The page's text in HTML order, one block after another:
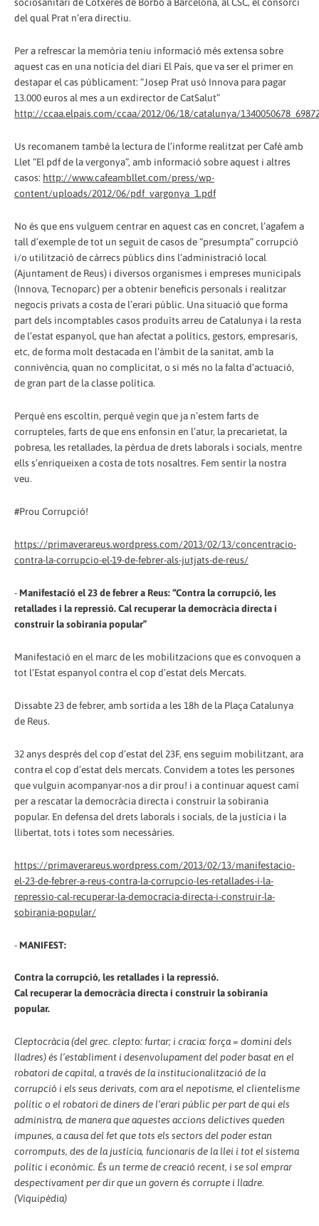
sociosanitari de Cotxeres de Borbó a Barcelona, al CSC, el consorci
del qual Prat n’era directiu.
Per a refrescar la memòria teniu informació més extensa sobre
aquest cas en una notícia del diari El País, que va ser el primer en
destapar el cas públicament: “Josep Prat usó Innova para pagar
13.000 euros al mes a un exdirector de CatSalut”
http://ccaa.elpais.com/ccaa/2012/06/18/catalunya/
Us recomanem també la lectura de l’informe realitzat per Cafè amb
Llet “El pdf de la vergonya”, amb informació sobre aquest i altres
casos: http://www.cafeambllet.com/press/wp-
content/uploads/2012/06/pdf_vargonya_1.pdf
No és que ens vulguem centrar en aquest cas en concret, l’agafem a
tall d’exemple de tot un seguit de casos de “presumpta” corrupció
i/o utilització de càrrecs públics dins l’administració local
(Ajuntament de Reus) i diversos organismes i empreses municipals
(Innova, Tecnoparc) per a obtenir beneficis personals i realitzar
negocis privats a costa de l’erari públic. Una situació que forma
part dels incomptables casos produïts arreu de Catalunya i la resta
de l’estat espanyol, que han afectat a polítics, gestors, empresaris,
etc, de forma molt destacada en l’àmbit de la sanitat, amb la
connivència, quan no complicitat, o si més no la falta d’actuació,
de gran part de la classe política.
Perquè ens escoltin, perquè vegin que ja n’estem farts de
corrupteles, farts de que ens enfonsin en l’atur, la precarietat, la
pobresa, les retallades, la pèrdua de drets laborals i socials, mentre
ells s’enriqueixen a costa de tots nosaltres. Fem sentir la nostra
veu.
#Prou Corrupció!
https://primaverareus.wordpress.com/2013/02/13/concentracio-
contra-la-corrupcio-el-19-de-febrer-als-jutjats-de-reus/
- Manifestació el 23 de febrer a Reus: “Contra la corrupció, les
retallades i la repressió. Cal recuperar la democràcia directa i
construir la sobirania popular”
Manifestació en el marc de les mobilitzacions que es convoquen a
tot l’Estat espanyol contra el cop d’estat dels Mercats.
Dissabte 23 de febrer, amb sortida a les 18h de la Plaça Catalunya
de Reus.
32 anys després del cop d’estat del 23F, ens seguim mobilitzant, ara
contra el cop d’estat dels mercats. Convidem a totes les persones
que vulguin acompanyar-nos a dir prou! i a continuar aquest camí
per a rescatar la democràcia directa i construir la sobirania
popular. En defensa del drets laborals i socials, de la justícia i la
llibertat, tots i totes som necessàries.
https://primaverareus.wordpress.com/2013/02/13/manifestacio-
el-23-de-febrer-a-reus-contra-la-corrupcio-les-retallades-i-la-
repressio-cal-recuperar-la-democracia-directa-i-construir-la-
sobirania-popular/
- MANIFEST:
Contra la corrupció, les retallades i la repressió.
Cal recuperar la democràcia directa i construir la sobirania
popular.
Cleptocràcia (del grec. clepto: furtar; i cracia: força = domini dels
lladres) és l’establiment i desenvolupament del poder basat en el
robatori de capital, a través de la institucionalització de la
corrupció i els seus derivats, com ara el nepotisme, el clientelisme
polític o el robatori de diners de l’erari públic per part de qui els
administra, de manera que aquestes accions delictives queden
impunes, a causa del fet que tots els sectors del poder estan
corromputs, des de la justícia, funcionaris de la llei i tot el sistema
polític i econòmic. És un terme de creació recent, i se sol emprar
despectivament per dir que un govern és corrupte i lladre.
(Viquipèdia)